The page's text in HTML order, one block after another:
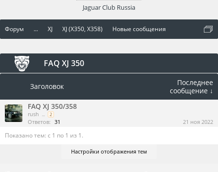
Форум ... XJ XJ (X350, X358) Новые сообщения
FAQ XJ 350
Заголовок
Последнее
сообщение ↓
FAQ XJ 350/358
rush ... 2
Ответов: 31 21 ноя 2022
Показано тем: с 1 по 1 из 1.
Настройки отображения тем
Jaguar Club Russia
оват